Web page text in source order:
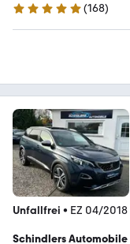
5 Sterne
(168)
Unfallfrei • EZ 04/2018
Schindlers Automobile